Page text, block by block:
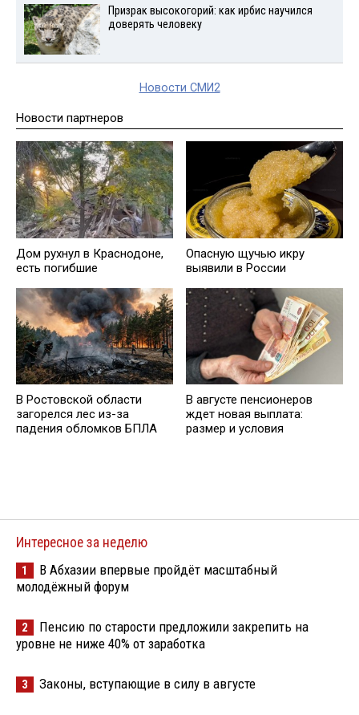
Призрак высокогорий: как ирбис научился
доверять человеку
Новости СМИ2
Новости партнеров
Дом рухнул в Краснодоне,
есть погибшие
Опасную щучью икру
выявили в России
В Ростовской области
загорелся лес из-за
падения обломков БПЛА
В августе пенсионеров
ждет новая выплата:
размер и условия
Интересное за неделю
1
В Абхазии впервые пройдёт масштабный
молодёжный форум
2
Пенсию по старости предложили закрепить на
уровне не ниже 40% от заработка
3 Законы, вступающие в силу в августе